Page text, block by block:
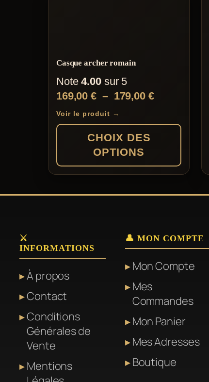
Casque archer romain
Note4.00sur 5
169,00€ – 179,00 €Plage
prix :
179,00 €
Voir le produit →
CHOIX DES
OPTIONS
produit
Les
peuvent
être
choisies
sur
la
du
⚔️
INFORMATIONS
À propos
Contact
Conditions
Générales de
Vente
Mentions
👤 MON COMPTE
Mon Compte
Mes
Commandes
Mon Panier
Mes Adresses
Boutique